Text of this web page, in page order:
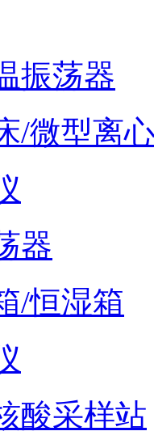
振荡器
/微型离
器
/恒湿箱
酸采样站